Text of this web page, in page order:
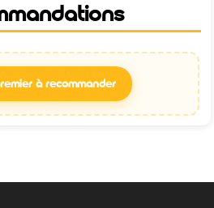
à recommander